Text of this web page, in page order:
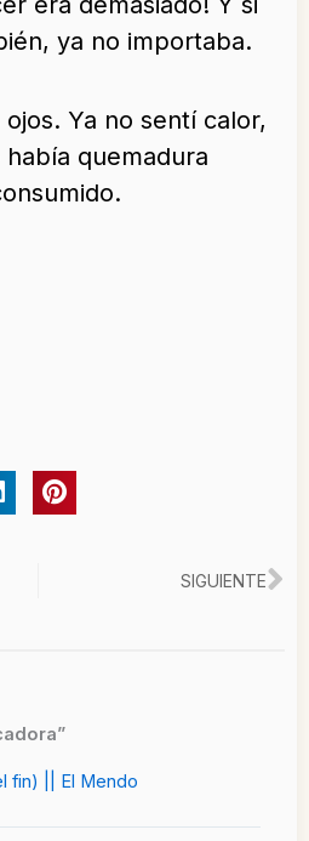
ya no importaba.
Ya no sentí calor,
quemadura
SIGUIENTE
fin) || El Mendo